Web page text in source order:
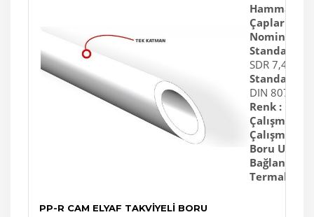
Hammadde
Çaplar :
Nominal
Standart
SDR 7,4,
Standartlar
DIN 8077,
Renk :
Çalışma
Çalışma &
Boru
Bağlantı :
Termal
PP-R CAM ELYAF TAKVİYELİ BORU